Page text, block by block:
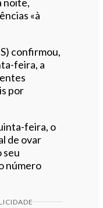
«à
confirmou,
feira, a
por
feira, o
de ovar
seu
número